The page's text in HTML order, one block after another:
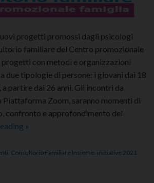
progetti promossi dagli psicologi
familiare del Centro promozionale
progetti con metodi e organizzazioni
due tipologie di persone: i giovani dai 18
a partire dai 26 anni. Gli incontri da
Zoom, saranno momenti di
confronto e approfondimento del
Incontri
line
»
Consultorio Familiare Insieme iniziative 2021